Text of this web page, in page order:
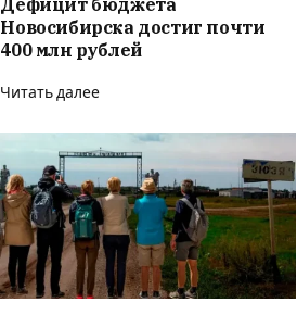
Новосибирска достиг почти
400 млн рублей
Читать далее